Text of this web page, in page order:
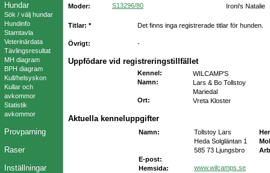
Hundar
Sök / välj hundar
Hundinfo
Stamtavla
Veterinärdata
Tävlingsresultat
MH diagram
BPH diagram
Kull/helsyskon
Kullar och
avkommor
Statistik
avkommor
Provparning
Raser
Inställningar
Moder:
S13296/80 Ironi's Natalie
Titlar: * Det finns inga registrerade titlar för hunden.
Övrigt: -
Uppfödare vid registreringstillfället
Kennel :
WILCAMP'S
Namn:
Lars & Bo Tollstoy
Mariedal
Ort: Vreta Kloster
Aktuella kenneluppgifter
Namn: Tollstoy Lars
Heda Solgläntan 1
585 73 Ljungsbro
E-post:
Hemsida:
www.wilcamps.se